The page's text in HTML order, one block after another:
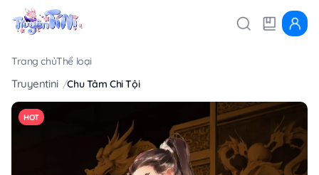
Trang chủThể loại
Truyentini Chu Tâm Chi Tội
HOT